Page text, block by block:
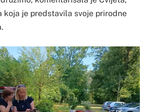
koja je predstavila svoje prirodne